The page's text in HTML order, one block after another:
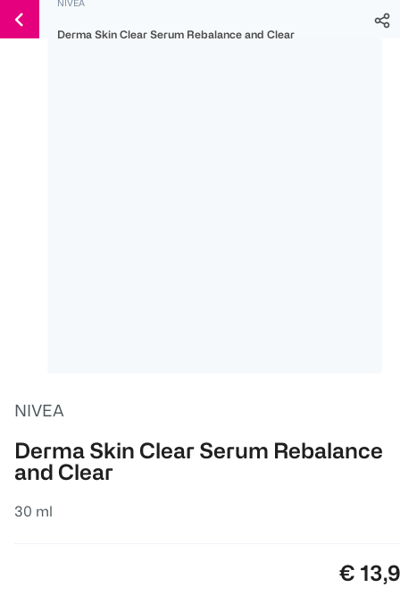
150 Ös
300 Ös
500 Ös
Weiter
zum
NIVEA
Derma Skin Clear Serum Rebalance and Clear
NIVEA
Derma Skin Clear Serum Rebalance
and Clear
30 ml
Preis:
€